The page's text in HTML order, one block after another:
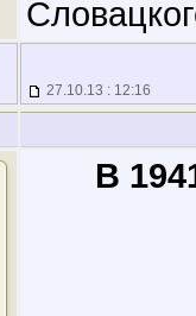
27.10.13 : 12:16
В